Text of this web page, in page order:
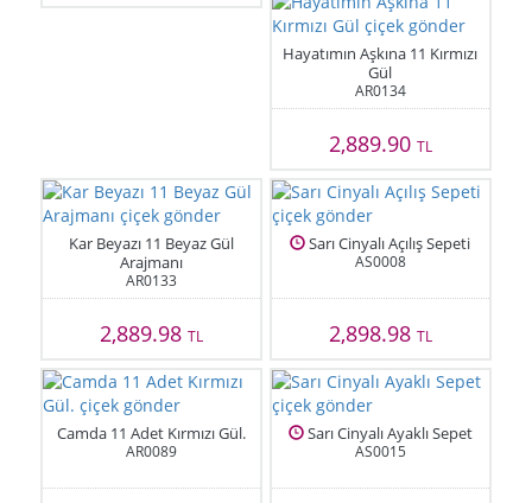
Hayatımın Aşkına 11 Kırmızı
Gül
AR0134
2,889.90 TL
Kar Beyazı 11 Beyaz Gül
Arajmanı
AR0133
2,889.98TL
Sarı Cinyalı Açılış Sepeti
AS0008
2,898.98 TL
Camda 11 Adet Kırmızı Gül.
AR0089
Sarı Cinyalı Ayaklı Sepet
AS0015